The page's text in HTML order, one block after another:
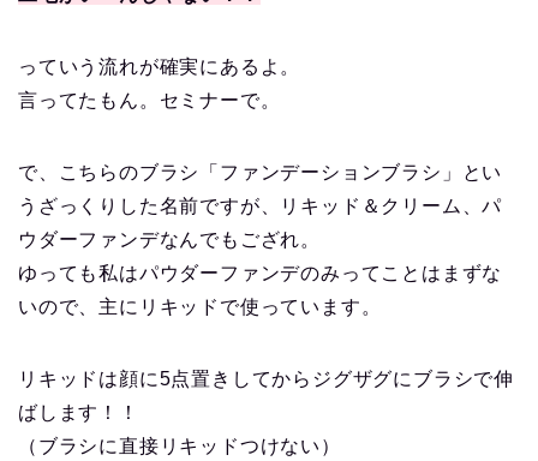
っていう流れが確実にあるよ。
言ってたもん。セミナーで。
で、こちらのブラシ「ファンデーションブラシ」とい
うざっくりした名前ですが、リキッド＆クリーム、パ
ウダーファンデなんでもござれ。
ゆっても私はパウダーファンデのみってことはまずな
いので、主にリキッドで使っています。
リキッドは顔に5点置きしてからジグザグにブラシで伸
ばします！！
（ブラシに直接リキッドつけない）